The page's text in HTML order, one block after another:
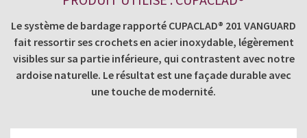
Le système de bardage rapporté CUPACLAD® 201 VANGUARD
fait ressortir ses crochets en acier inoxydable, légèrement
visibles sur sa partie inférieure, qui contrastent avec notre
ardoise naturelle. Le résultat est une façade durable avec
une touche de modernité.